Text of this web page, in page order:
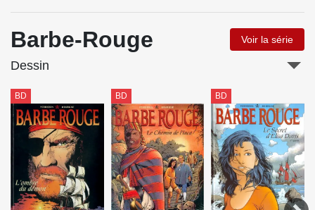
Barbe-Rouge Voir la série
Dessin
BD BD BD